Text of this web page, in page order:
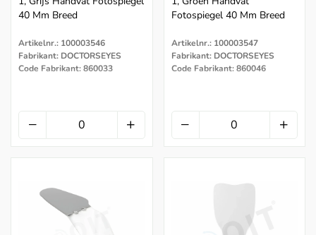
40 Mm Breed
Artikelnr.: 100003546
Fabrikant: DOCTORSEYES
Code Fabrikant: 860033
Fotospiegel 40 Mm Breed
Artikelnr.: 100003547
Fabrikant: DOCTORSEYES
Code Fabrikant: 860046